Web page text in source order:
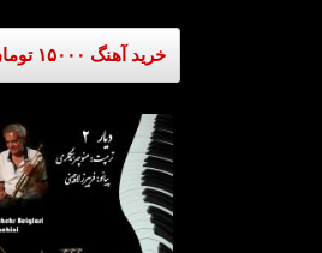
خرید آهنگ ۱۵۰۰۰ تومان